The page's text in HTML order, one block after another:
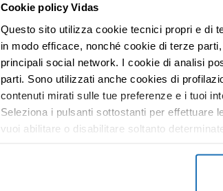
Cookie policy Vidas
Questo sito utilizza cookie tecnici propri e di
in modo efficace, nonché cookie di terze
principali social network. I cookie di analisi
parti. Sono utilizzati anche cookies di
contenuti mirati sulle tue preferenze e i tuoi
Seleziona i pulsanti sottostanti per effettuare
vuoi abilitare o disabilitare soltanto